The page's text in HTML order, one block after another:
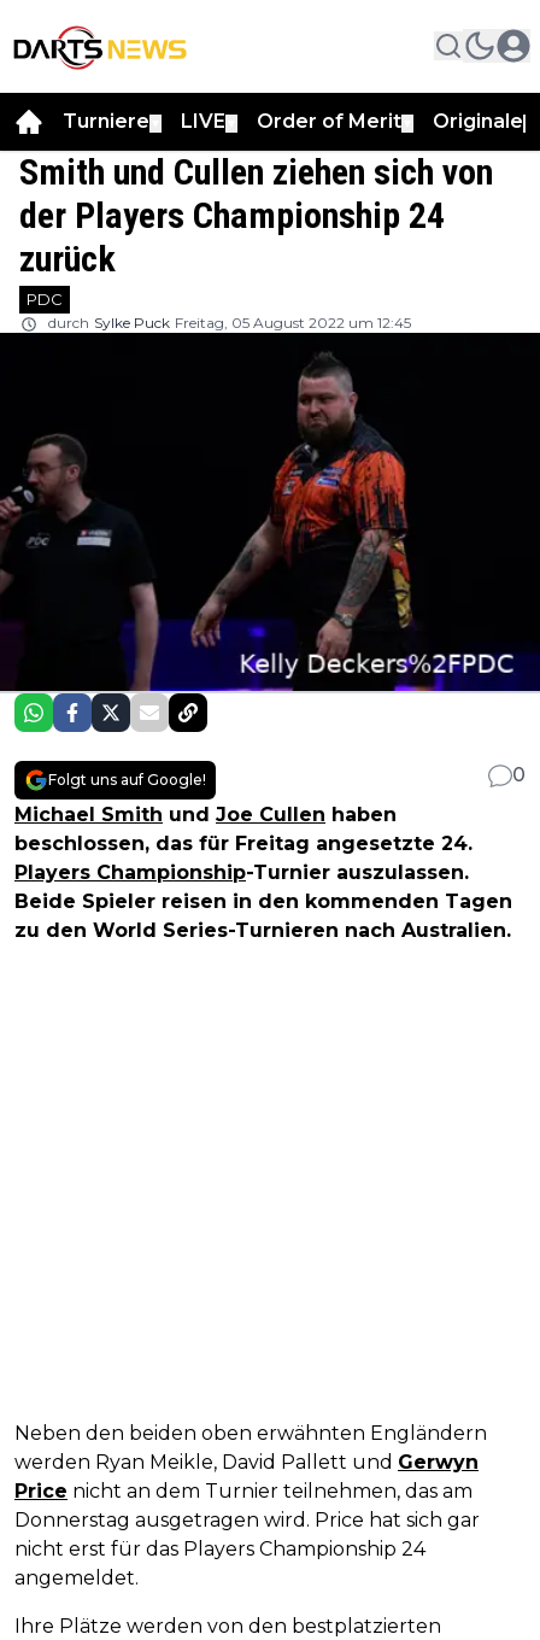
Turniere LIVE Order of Merit Originale
Smith und Cullen ziehen sich von
der Players Championship 24
zurück
PDC
durch Sylke Puck Freitag, 05 August 2022 um 12:45
Folgt uns auf Google!
0
Michael Smith und Joe Cullen haben
beschlossen, das für Freitag angesetzte 24.
Players Championship-Turnier auszulassen.
Beide Spieler reisen in den kommenden Tagen
zu den World Series-Turnieren nach Australien.
Neben den beiden oben erwähnten Engländern
werden Ryan Meikle, David Pallett und Gerwyn
Price nicht an dem Turnier teilnehmen, das am
Donnerstag ausgetragen wird. Price hat sich gar
nicht erst für das Players Championship 24
angemeldet.
Ihre Plätze werden von den bestplatzierten